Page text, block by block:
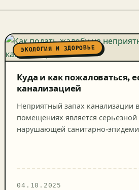
ЭКОЛОГИЯ И ЗДОРОВЬЕ
Куда и как пожаловаться,
канализацией
Неприятный запах канализации
помещениях является
нарушающей санитарно-
информацию о том, как и куда
04.10.2025